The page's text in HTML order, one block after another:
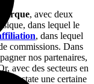
, avec deux
dans lequel le
, dans lequel
commissions. Dans
nos partenaires,
avec des secteurs en
constate une certaine